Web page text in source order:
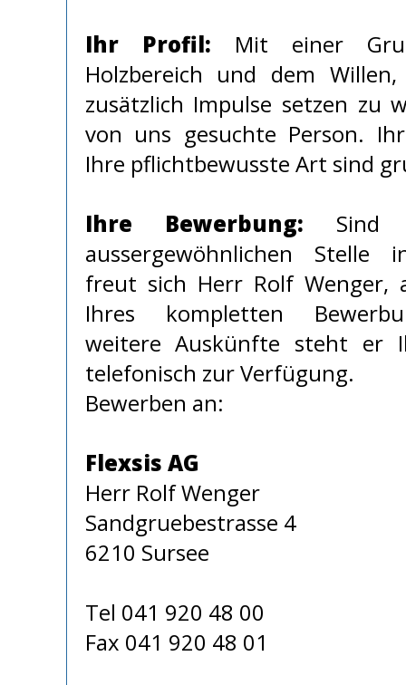
Ihr Profil: Mit einer
Holzbereich und dem
zusätzlich Impulse setzen zu
von uns gesuchte Person.
Ihre pflichtbewusste Art sind
Ihre Bewerbung: Sind
aussergewöhnlichen Stelle
freut sich Herr Rolf Wenger,
Ihres kompletten
weitere Auskünfte steht er
telefonisch zur Verfügung.
Bewerben an:
Flexsis AG
Herr Rolf Wenger
Sandgruebestrasse 4
6210 Sursee
Tel 041 920 48 00
Fax 041 920 48 01